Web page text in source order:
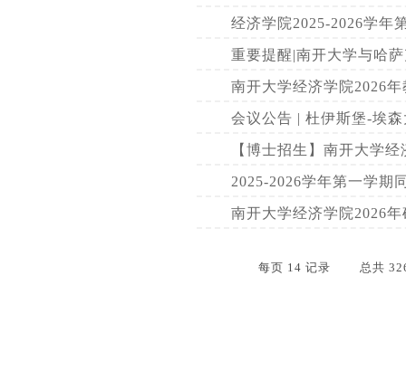
经济学院2025-2026学年
重要提醒|南开大学与哈
南开大学经济学院2026
会议公告 | 杜伊斯堡-埃
【博士招生】南开大学
2025-2026学年第一学期
南开大学经济学院2026
每页 14 记录 总共